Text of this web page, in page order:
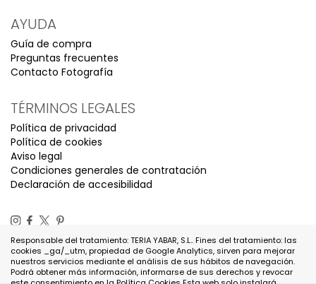
AYUDA
Guía de compra
Preguntas frecuentes
Contacto Fotografía
TÉRMINOS LEGALES
Política de privacidad
Política de cookies
Aviso legal
Condiciones generales de contratación
Declaración de accesibilidad
Responsable del tratamiento: TERIA YABAR, S.L.. Fines del tratamiento: las
cookies _ga/_utm, propiedad de Google Analytics, sirven para mejorar
nuestros servicios mediante el análisis de sus hábitos de navegación.
Podrá obtener más información, informarse de sus derechos y revocar